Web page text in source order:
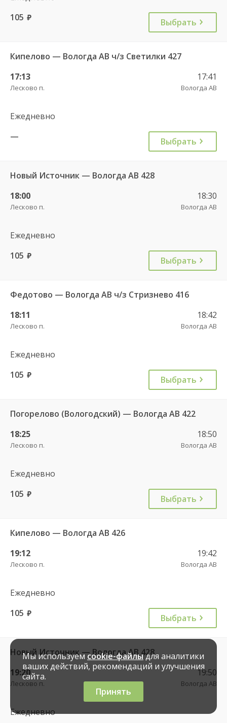
105 руб. Выбрать
Кипелово — Вологда АВ ч/з Светилки 427
17:13
Лесково п.
17:41
Вологда АВ
Ежедневно
—
Выбрать
Новый Источник — Вологда АВ 428
18:00
Лесково п.
18:30
Вологда АВ
Ежедневно
105 руб. Выбрать
Федотово — Вологда АВ ч/з Стризнево 416
18:11
Лесково п.
18:42
Вологда АВ
Ежедневно
105 руб. Выбрать
Погорелово (Вологодский) — Вологда АВ 422
18:25
Лесково п.
18:50
Вологда АВ
Ежедневно
105 руб. Выбрать
Кипелово — Вологда АВ 426
19:12
Лесково п.
19:42
Вологда АВ
Ежедневно
105 руб. Выбрать
Новый Источник — Вологда АВ 428
19:20
Лесково п.
19:50
Вологда АВ
Ежедневно
Мы используемcookie-файлыдля аналитики
ваших действий, рекомендаций и улучшения
сайта.
Принять